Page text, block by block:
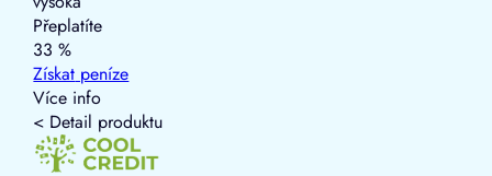
Přeplatíte
33 %
Získat peníze
Více info
< Detail produktu